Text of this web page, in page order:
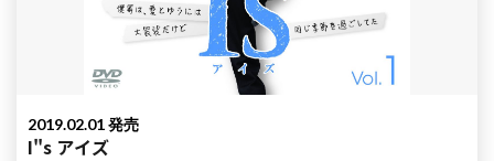
2019.02.01 発売
I"s アイズ